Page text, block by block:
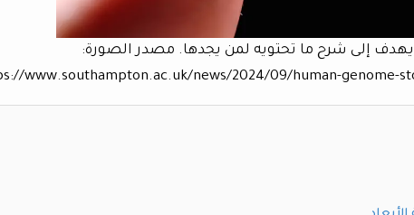
يهدف إلى شرح ما تحتويه لمن يجدها. مصدر الصورة:
www.southampton.ac.uk/news/2024/09/human-genome-